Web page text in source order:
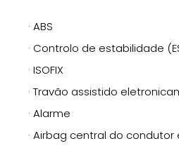
· ABS
· Controlo de estabilidade
· ISOFIX
· Travão assistido
· Alarme
· Airbag central do